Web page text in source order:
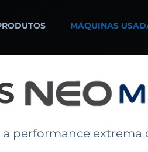
MÁQUINAS
performance extrema